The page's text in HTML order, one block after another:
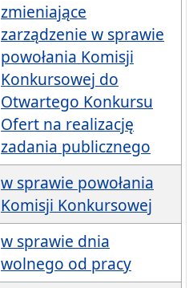
zmieniające
zarządzenie w sprawie
powołania Komisji
Konkursowej do
Otwartego Konkursu
Ofert na realizację
zadania publicznego
w sprawie powołania
Komisji Konkursowej
w sprawie dnia
wolnego od pracy